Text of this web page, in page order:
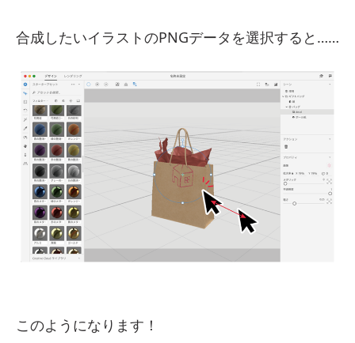
合成したいイラストのPNGデータを選択すると……
このようになります！